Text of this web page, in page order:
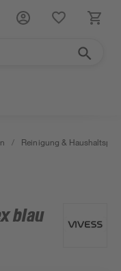
/ Reinigung &
blau